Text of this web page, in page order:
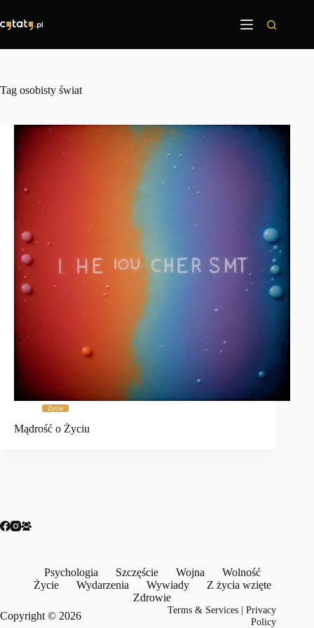
treści
Tag osobisty świat
Życie
Mądrość o Życiu
Psychologia Szczęście Wojna
Wolność
Życie
Wydarzenia Wywiady
Z życia wzięte
Zdrowie
Copyright © 2026
Terms & Services |Privacy
Policy